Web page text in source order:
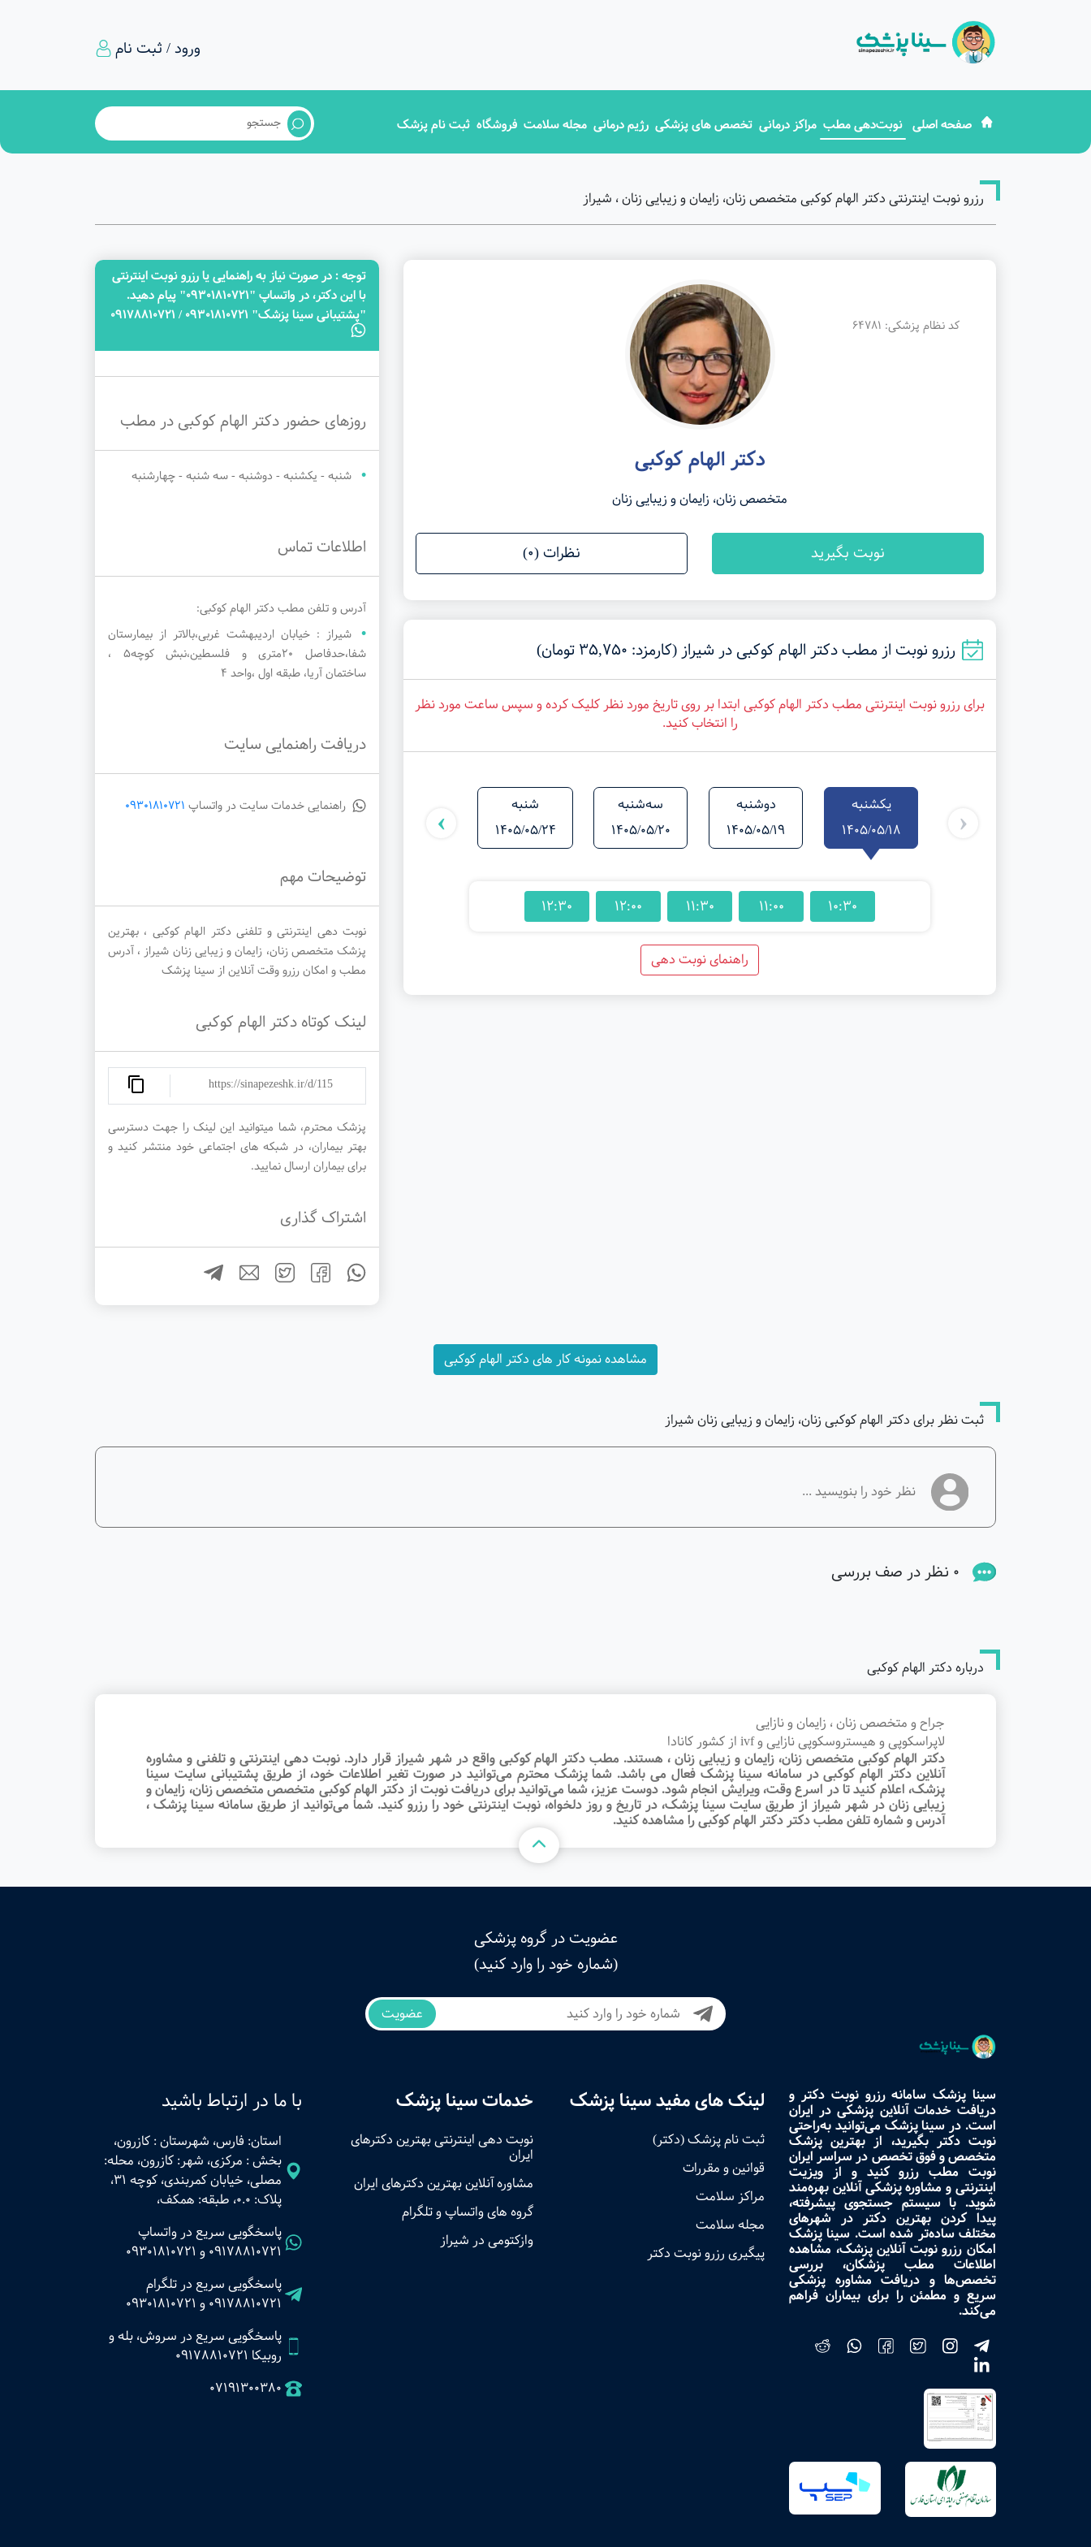
ورود / ثبت نام
صفحه اصلی نوبت‌دهی مطب مراکز درمانی تخصص های پزشکی رژیم درمانی مجله سلامت فروشگاه ثبت نام پزشک
رزرو نوبت اینترنتی دکتر الهام کوکبی متخصص زنان، زایمان و زیبایی زنان ، شیراز
کد نظام پزشکی: 64781
دکتر الهام کوکبی
متخصص زنان، زایمان و زیبایی زنان
نوبت بگیرید نظرات (0)
رزرو نوبت از مطب دکتر الهام کوکبی در شیراز (کارمزد: 35,750 تومان)
برای رزرو نوبت اینترنتی مطب دکتر الهام کوکبی ابتدا بر روی تاریخ مورد نظر کلیک کرده و سپس ساعت مورد نظر
را انتخاب کنید.
یکشنبه
1405/05/18
دوشنبه
1405/05/19
سه‌شنبه
1405/05/20
شنبه
1405/05/24
1405/05/25
دوشنبه
سه‌شنبه
‹
›
10:30
11:00
11:30
12:00
12:30
راهنمای نوبت دهی
توجه‌ : در صورت نیاز به راهنمایی یا رزرو نوبت اینترنتی
با این دکتر، در واتساپ "09301810721" پیام دهید.
"پشتیبانی سینا پزشک" 09301810721 / 09178810721
روزهای حضور دکتر الهام کوکبی در مطب
شنبه - یکشنبه - دوشنبه - سه شنبه - چهارشنبه
اطلاعات تماس
آدرس و تلفن مطب دکتر الهام کوکبی:
شیراز : خیابان اردیبهشت غربی،بالاتر از بیمارستان
شفا،حدفاصل ۲۰متری و فلسطین،نبش کوچه۵ ،
ساختمان آریا، طبقه اول ،واحد ۴
دریافت راهنمایی سایت
راهنمایی خدمات سایت در واتساپ 09301810721
توضیحات مهم
نوبت دهی اینترنتی و تلفنی دکتر الهام کوکبی ، بهترین
پزشک متخصص زنان، زایمان و زیبایی زنان شیراز ، آدرس
مطب و امکان رزرو وقت آنلاین از سینا پزشک
لینک کوتاه دکتر الهام کوکبی
https://sinapezeshk.ir/d/115
پزشک محترم، شما میتوانید این لینک را جهت دسترسی
بهتر بیماران، در شبکه های اجتماعی خود منتشر کنید و
برای بیماران ارسال نمایید.
اشتراک گذاری
مشاهده نمونه کار های دکتر الهام کوکبی
ثبت نظر برای دکتر الهام کوکبی زنان، زایمان و زیبایی زنان شیراز
0 نظر در صف بررسی
درباره دکتر الهام کوکبی
جراح و متخصص زنان ، زایمان و نازایی
لاپراسکوپی و هیستروسکوپی نازایی و ivf از کشور کانادا
دکتر الهام کوکبی متخصص زنان، زایمان و زیبایی زنان ، هستند. مطب دکتر الهام کوکبی واقع در شهر شیراز قرار دارد. نوبت‌ دهی اینترنتی و تلفنی و مشاوره
آنلاین دکتر الهام کوکبی در سامانه سینا پزشک فعال می باشد. شما پزشک محترم می‌توانید در صورت تغیر اطلاعات خود، از طریق پشتیبانی سایت سینا
پزشک، اعلام کنید تا در اسرع وقت‌، ویرایش انجام شود. دوست عزیز، شما می‌توانید برای دریافت نوبت از دکتر الهام کوکبی متخصص متخصص زنان، زایمان و
زیبایی زنان در شهر شیراز از طریق سایت سینا پزشک، در تاریخ و روز دلخواه، نوبت اینترنتی خود را رزرو کنید. شما می‌توانید از طریق سامانه سینا پزشک ،
آدرس و شماره تلفن مطب دکتر دکتر الهام کوکبی را مشاهده کنید.
عضویت در گروه پزشکی
(شماره خود را وارد کنید)
عضویت
سینا پزشک سامانه رزرو نوبت دکتر و
دریافت خدمات آنلاین پزشکی در ایران
است. در سینا پزشک می‌توانید به‌راحتی
نوبت دکتر بگیرید، از بهترین پزشک
متخصص و فوق تخصص در سراسر ایران
نوبت مطب رزرو کنید و از ویزیت
اینترنتی و مشاوره پزشکی آنلاین بهره‌مند
شوید. با سیستم جستجوی پیشرفته،
پیدا کردن بهترین دکتر در شهرهای
مختلف ساده‌تر شده است. سینا پزشک
امکان رزرو نوبت آنلاین پزشک، مشاهده
اطلاعات مطب پزشکان، بررسی
تخصص‌ها و دریافت مشاوره پزشکی
سریع و مطمئن را برای بیماران فراهم
می‌کند.
لینک های مفید سینا پزشک
ثبت نام پزشک (دکتر)
قوانین و مقررات
مراکز سلامت
مجله سلامت
پیگیری رزرو نوبت دکتر
خدمات سینا پزشک
نوبت‌ دهی اینترنتی بهترین دکترهای
ایران
مشاوره آنلاین بهترین دکترهای ایران
گروه های واتساپ و تلگرام
وازکتومی در شیراز
با ما در ارتباط باشید
استان: فارس، شهرستان : کازرون،
بخش : مرکزی، شهر: کازرون، محله:
مصلی، خیابان کمربندی، کوچه 31،
پلاک: 0.0، طبقه: همکف،
پاسخگویی سریع در واتساپ
09178810721 و 09301810721
پاسخگویی سریع در تلگرام
09178810721 و 09301810721
پاسخگویی سریع در سروش، بله و
روبیکا 09178810721
07191300380